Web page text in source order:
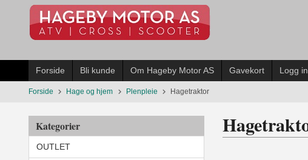
innholdet
Forside Bli kunde Om Hageby Motor AS Gavekort Logg
Forside Hage og hjem Plenpleie Hagetraktor
Kategorier
OUTLET